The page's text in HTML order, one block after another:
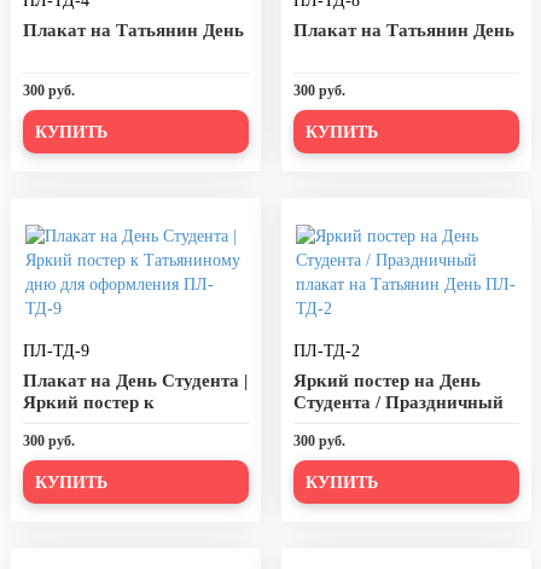
День города Москвы (первая суббота
День нефтяника (первое воскресенье
сентября)
8 сентября, День танкиста (второе
пожилых людей
5 октября, День учителя
19 октября, День Отца
25 октября, День Таможенника
Российской Федерации
Хэллоуин
4 ноября, День народного единства
Плакат на Татьянин День
300 руб.
КУПИТЬ
Плакат на Татьянин День
300 руб.
КУПИТЬ
ПЛ-ТД-9
Плакат на День Студента |
Яркий постер к
оформления ПЛ-ТД-9
300 руб.
КУПИТЬ
ПЛ-ТД-2
Яркий постер на День
Студента / Праздничный
ПЛ-ТД-2
300 руб.
КУПИТЬ